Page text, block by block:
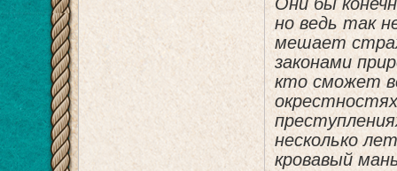
но ведь так
мешает
законами
кто сможет
несколько
кровавый